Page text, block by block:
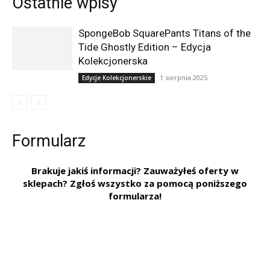
SpongeBob SquarePants Titans of the
Tide Ghostly Edition – Edycja
Kolekcjonerska
Edycje Kolekcjonerskie 1 sierpnia 2025
Formularz
Brakuje jakiś informacji? Zauważyłeś oferty w
sklepach? Zgłoś wszystko za pomocą poniższego
formularza!